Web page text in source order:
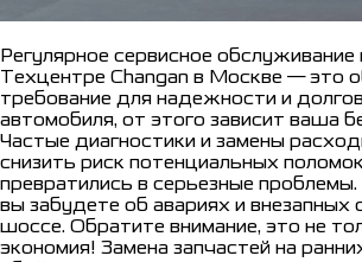
Регулярное сервисное
Техцентре Changan в Москве — это
требование для надежности и
автомобиля, от этого зависит ваша
Частые диагностики и замены
снизить риск потенциальных
превратились в серьезные
вы забудете об авариях и внезапных
шоссе. Обратите внимание, это не
экономия! Замена запчастей на